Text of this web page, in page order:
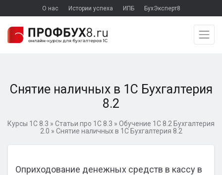
О нас Истории успеха ИПБ БухЭксперт8
Снятие наличных в 1С Бухгалтерия
8.2
Курсы 1С 8.3 » Статьи про 1С 8.3 » Обучение 1С 8.2 Бухгалтерия
2.0 » Снятие наличных в 1С Бухгалтерия 8.2
Оприходование денежных средств в кассу в